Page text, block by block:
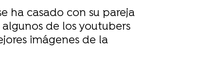
ha casado con su pareja
de los youtubers
imágenes de la